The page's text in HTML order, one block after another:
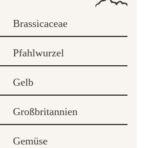
Brassicaceae
Pfahlwurzel
Gelb
Großbritannien
Gemüse